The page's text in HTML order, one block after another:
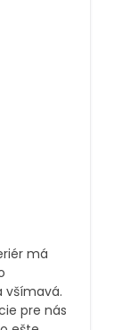
má
všímavá.
pre nás